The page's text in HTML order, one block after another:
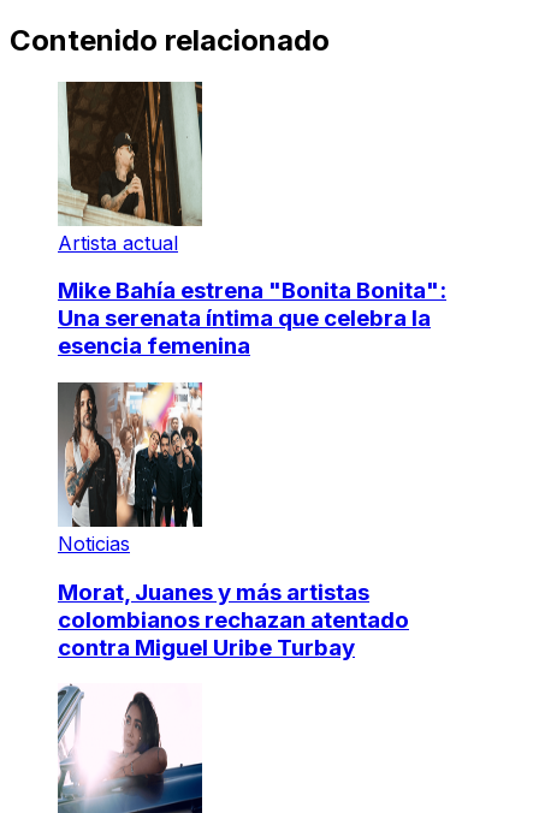
Contenido relacionado
Artista actual
Mike Bahía estrena "Bonita Bonita":
Una serenata íntima que celebra la
esencia femenina
Noticias
Morat, Juanes y más artistas
colombianos rechazan atentado
contra Miguel Uribe Turbay